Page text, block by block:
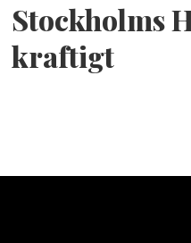
Stockholms
kraftigt